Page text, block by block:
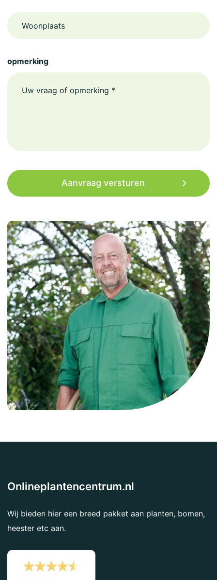
Woonplaats
opmerking
Onlineplantencentrum.nl
Wij bieden hier een breed pakket aan planten, bomen,
heester etc aan.